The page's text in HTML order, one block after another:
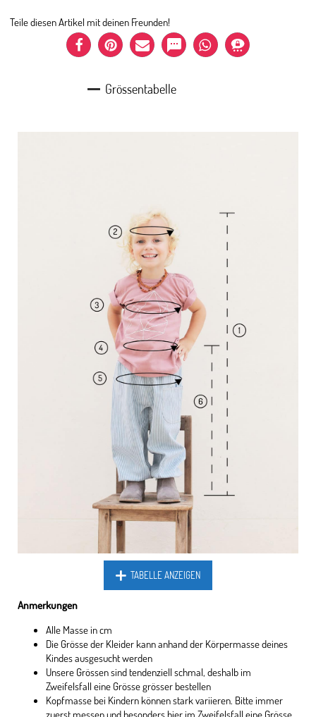
Teile diesen Artikel mit deinen Freunden!
Grössentabelle
TABELLE ANZEIGEN
Anmerkungen
Alle Masse in cm
Die Grösse der Kleider kann anhand der Körpermasse deines
Kindes ausgesucht werden
Unsere Grössen sind tendenziell schmal, deshalb im
Zweifelsfall eine Grösse grösser bestellen
Kopfmasse bei Kindern können stark variieren. Bitte immer
zuerst messen und besonders hier im Zweifelsfall eine Grösse